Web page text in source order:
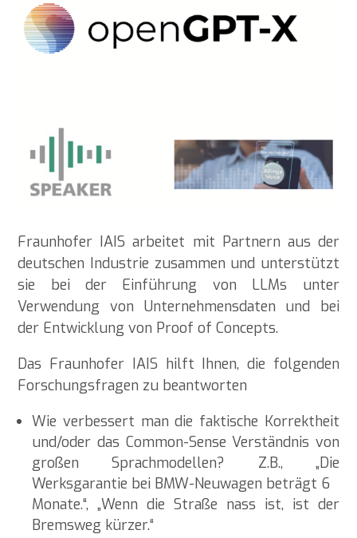
Fraunhofer IAIS arbeitet mit Partnern aus der
deutschen Industrie zusammen und unterstützt
sie bei der Einführung von LLMs unter
Verwendung von Unternehmensdaten und bei
der Entwicklung von Proof of Concepts.
Das Fraunhofer IAIS hilft Ihnen, die folgenden
Forschungsfragen zu beantworten
Wie verbessert man die faktische Korrektheit
und/oder das Common-Sense Verständnis von
großen Sprachmodellen? Z.B., „Die
Werksgarantie bei BMW-Neuwagen beträgt 6
Monate.“, „Wenn die Straße nass ist, ist der
Bremsweg kürzer.“